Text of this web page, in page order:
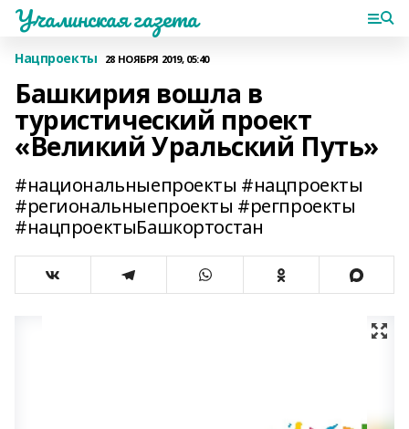
Учалинская газета
Нацпроекты 28 НОЯБРЯ 2019, 05:40
Башкирия вошла в
туристический проект
«Великий Уральский Путь»
#национальныепроекты #нацпроекты
#региональныепроекты #регпроекты
#нацпроектыБашкортостан